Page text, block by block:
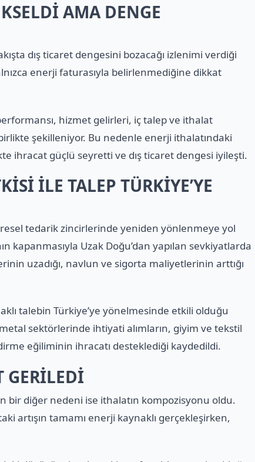
AMA DENGE
dış ticaret dengesini bozacağı izlenimi verdiği
enerji faturasıyla belirlenmediğine dikkat
hizmet gelirleri, iç talep ve ithalat
şekilleniyor. Bu nedenle enerji ithalatındaki
ihracat güçlü seyretti ve dış ticaret dengesi iyileşti.
İLE TALEP TÜRKİYE’YE
tedarik zincirlerinde yeniden yönlenmeye yol
kapanmasıyla Uzak Doğu’dan yapılan sevkiyatlarda
uzadığı, navlun ve sigorta maliyetlerinin arttığı
talebin Türkiye’ye yönelmesinde etkili olduğu
sektörlerinde ihtiyati alımların, giyim ve tekstil
eğiliminin ihracatı desteklediği kaydedildi.
GERİLEDİ
bir diğer nedeni ise ithalatın kompozisyonu oldu.
artışın tamamı enerji kaynaklı gerçekleşirken,